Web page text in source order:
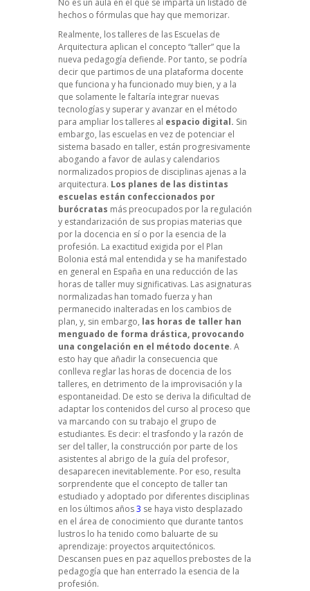
No es un aula en el que se imparta un listado de
hechos o fórmulas que hay que memorizar.
Realmente, los talleres de las Escuelas de
Arquitectura aplican el concepto “taller” que la
nueva pedagogía defiende. Por tanto, se podría
decir que partimos de una plataforma docente
que funciona y ha funcionado muy bien, y a la
que solamente le faltaría integrar nuevas
tecnologías y superar y avanzar en el método
para ampliar los talleres al espacio digital. Sin
embargo, las escuelas en vez de potenciar el
sistema basado en taller, están progresivamente
abogando a favor de aulas y calendarios
normalizados propios de disciplinas ajenas a la
arquitectura. Los planes de las distintas
escuelas están confeccionados por
burócratas más preocupados por la regulación
y estandarización de sus propias materias que
por la docencia en sí o por la esencia de la
profesión. La exactitud exigida por el Plan
Bolonia está mal entendida y se ha manifestado
en general en España en una reducción de las
horas de taller muy significativas. Las asignaturas
normalizadas han tomado fuerza y han
permanecido inalteradas en los cambios de
plan, y, sin embargo, las horas de taller han
menguado de forma drástica, provocando
una congelación en el método docente. A
esto hay que añadir la consecuencia que
conlleva reglar las horas de docencia de los
talleres, en detrimento de la improvisación y la
espontaneidad. De esto se deriva la dificultad de
adaptar los contenidos del curso al proceso que
va marcando con su trabajo el grupo de
estudiantes. Es decir: el trasfondo y la razón de
ser del taller, la construcción por parte de los
asistentes al abrigo de la guía del profesor,
desaparecen inevitablemente. Por eso, resulta
sorprendente que el concepto de taller tan
estudiado y adoptado por diferentes disciplinas
en los últimos años3 se haya visto desplazado
en el área de conocimiento que durante tantos
lustros lo ha tenido como baluarte de su
aprendizaje: proyectos arquitectónicos.
Descansen pues en paz aquellos prebostes de la
pedagogía que han enterrado la esencia de la
profesión.